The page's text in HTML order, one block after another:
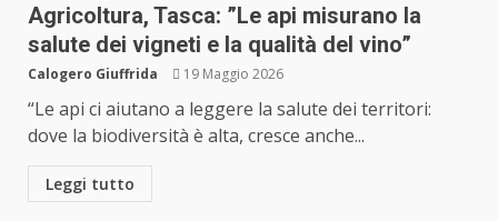
Agricoltura, Tasca: ”Le api misurano la
salute dei vigneti e la qualità del vino”
Calogero Giuffrida 19 Maggio 2026
“Le api ci aiutano a leggere la salute dei territori:
dove la biodiversità è alta, cresce anche...
Leggi tutto